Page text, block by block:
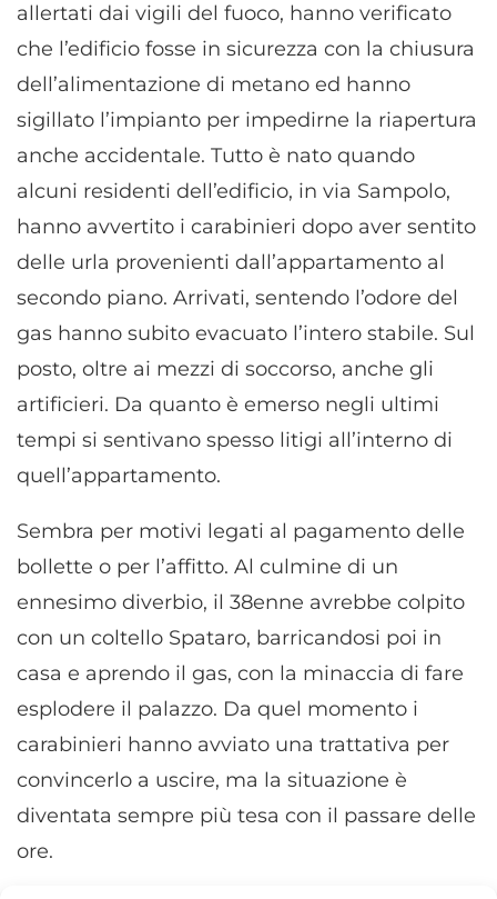
allertati dai vigili del fuoco, hanno verificato
che l’edificio fosse in sicurezza con la chiusura
dell’alimentazione di metano ed hanno
sigillato l’impianto per impedirne la riapertura
anche accidentale. Tutto è nato quando
alcuni residenti dell’edificio, in via Sampolo,
hanno avvertito i carabinieri dopo aver sentito
delle urla provenienti dall’appartamento al
secondo piano. Arrivati, sentendo l’odore del
gas hanno subito evacuato l’intero stabile. Sul
posto, oltre ai mezzi di soccorso, anche gli
artificieri. Da quanto è emerso negli ultimi
tempi si sentivano spesso litigi all’interno di
quell’appartamento.
Sembra per motivi legati al pagamento delle
bollette o per l’affitto. Al culmine di un
ennesimo diverbio, il 38enne avrebbe colpito
con un coltello Spataro, barricandosi poi in
casa e aprendo il gas, con la minaccia di fare
esplodere il palazzo. Da quel momento i
carabinieri hanno avviato una trattativa per
convincerlo a uscire, ma la situazione è
diventata sempre più tesa con il passare delle
ore.